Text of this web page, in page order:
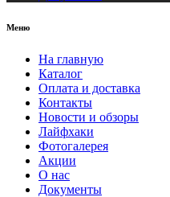
Меню
На главную
Каталог
Оплата и доставка
Контакты
Новости и обзоры
Лайфхаки
Фотогалерея
Акции
О нас
Документы